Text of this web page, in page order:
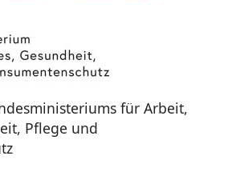
für Arbeit,
Pflege und